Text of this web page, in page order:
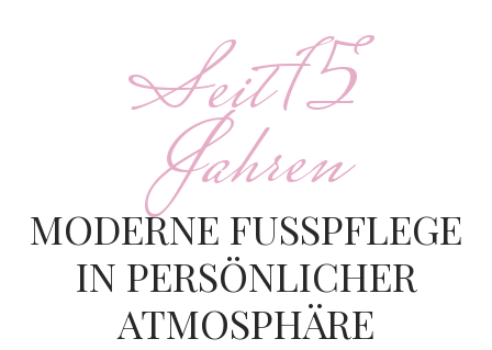
Seit 15
Jahren
MODERNE FUSSPFLEGE I
N PERSÖNLICHER A
TMOSPHÄRE